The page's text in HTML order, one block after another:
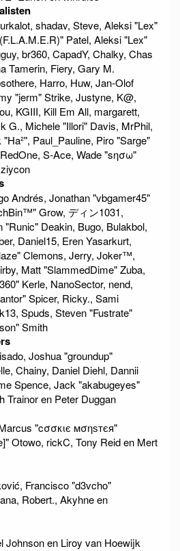
shadav, Steve, Aleksi "Lex"
Patel, Aleksi "Lex"
br360, CapadY, Chalky, Chas
Tamerin, Fiery, Gary M.
Harro, Huw, Jan-Olof
"jerm" Strike, Justyne, K@,
KGIII, Kill Em All, margarett,
G., Michele "Illori" Davis, MrPhil,
Paul_Pauline, Piro "Sarge"
S-Ace, Wade "sησω"
Andrés, Jonathan "vbgamer45"
Grow, ディン1031,
"Runic" Deakin, Bugo, Bulakbol,
Daniel15, Eren Yasarkurt,
Clemons, Jerry, Joker™,
Matt "SlammedDime" Zuba,
Kerle, NanoSector, nend,
Spicer, Ricky., Sami
Spuds, Steven "Fustrate"
Smith
Joshua "groundup"
Chainy, Daniel Diehl, Dannii
Spence, Jack "akabugeyes"
Trainor en Peter Duggan
"cσσкιє мσηѕтєя"
Otowo, rickC, Tony Reid en Mert
Francisco "d3vcho"
Robert., Akyhne en
Johnson en Liroy van Hoewijk